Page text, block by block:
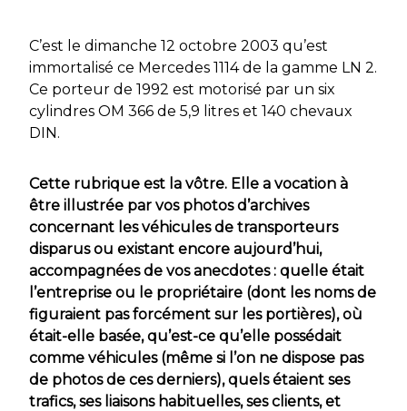
C’est le dimanche 12 octobre 2003 qu’est
immortalisé ce Mercedes 1114 de la gamme LN 2.
Ce porteur de 1992 est motorisé par un six
cylindres OM 366 de 5,9 litres et 140 chevaux
DIN.
Cette rubrique est la vôtre. Elle a vocation à
être illustrée par vos photos d’archives
concernant les véhicules de transporteurs
disparus ou existant encore aujourd’hui,
accompagnées de vos anecdotes : quelle était
l’entreprise ou le propriétaire (dont les noms de
figuraient pas forcément sur les portières), où
était-elle basée, qu’est-ce qu’elle possédait
comme véhicules (même si l’on ne dispose pas
de photos de ces derniers), quels étaient ses
trafics, ses liaisons habituelles, ses clients, et